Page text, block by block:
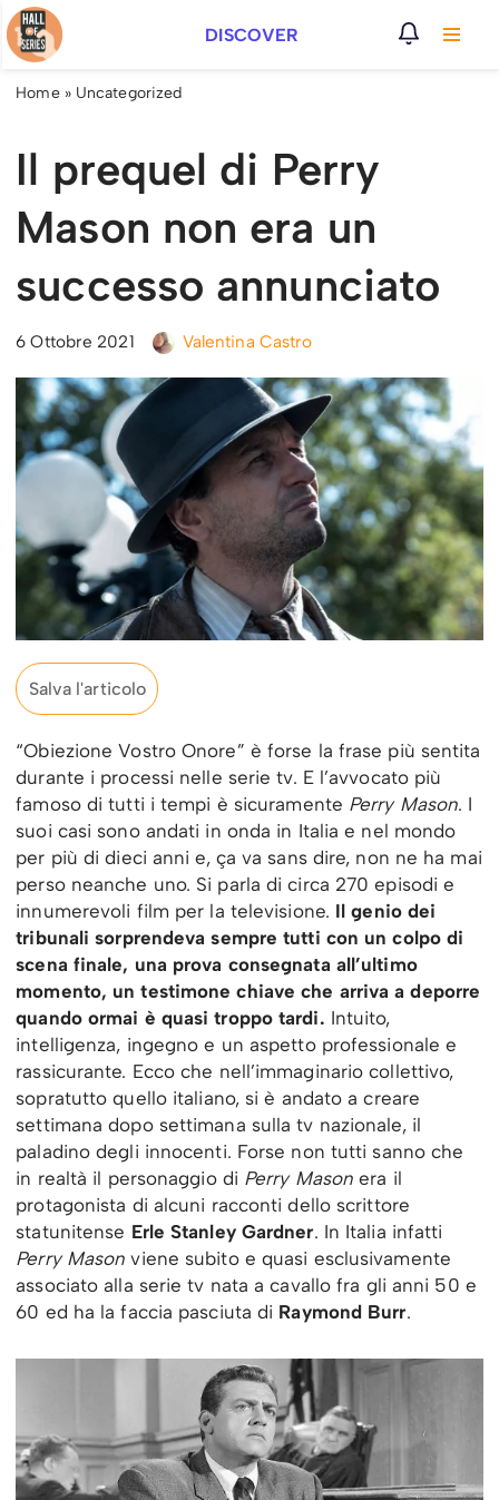
Vai
al
DISCOVER
Home» Uncategorized
Il prequel di Perry
Mason non era un
successo annunciato
6 Ottobre 2021 Valentina Castro
Salva l'articolo
“Obiezione Vostro Onore” è forse la frase più sentita
durante i processi nelle serie tv. E l’avvocato più
famoso di tutti i tempi è sicuramente Perry Mason. I
suoi casi sono andati in onda in Italia e nel mondo
per più di dieci anni e, ça va sans dire, non ne ha mai
perso neanche uno. Si parla di circa 270 episodi e
innumerevoli film per la televisione. Il genio dei
tribunali sorprendeva sempre tutti con un colpo di
scena finale, una prova consegnata all’ultimo
momento, un testimone chiave che arriva a deporre
quando ormai è quasi troppo tardi. Intuito,
intelligenza, ingegno e un aspetto professionale e
rassicurante. Ecco che nell’immaginario collettivo,
sopratutto quello italiano, si è andato a creare
settimana dopo settimana sulla tv nazionale, il
paladino degli innocenti. Forse non tutti sanno che
in realtà il personaggio di Perry Mason era il
protagonista di alcuni racconti dello scrittore
statunitense Erle Stanley Gardner. In Italia infatti
Perry Mason viene subito e quasi esclusivamente
associato alla serie tv nata a cavallo fra gli anni 50 e
60 ed ha la faccia pasciuta di Raymond Burr.